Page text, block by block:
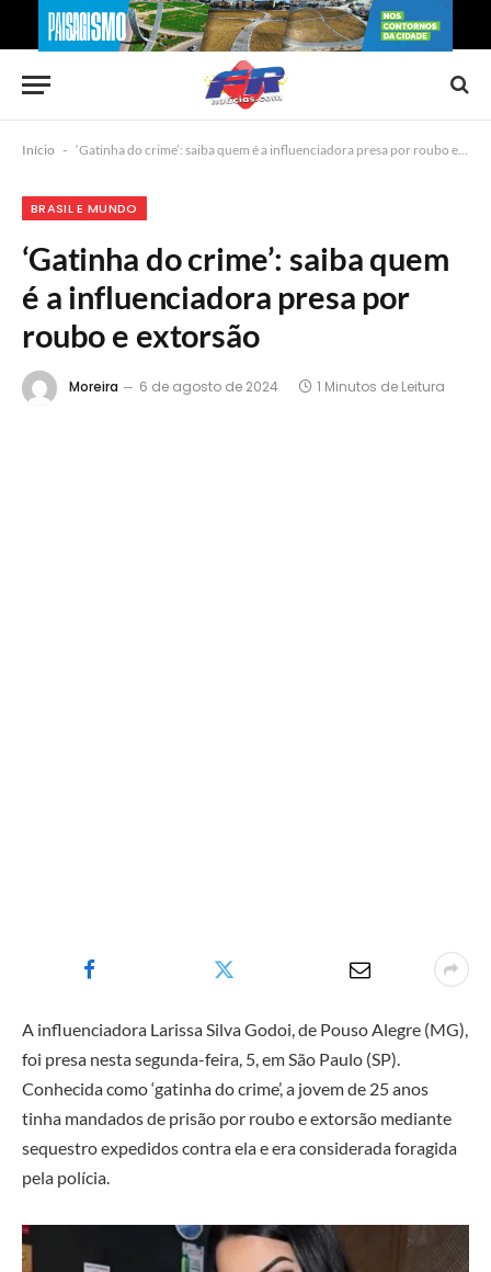
Início - ‘Gatinha do crime’: saiba quem é a influenciadora presa por roubo e extorsão
BRASIL E MUNDO
‘Gatinha do crime’: saiba quem
é a influenciadora presa por
roubo e extorsão
Moreira 6 de agosto de 2024 1 Minutos de Leitura
A influenciadora Larissa Silva Godoi, de Pouso Alegre (MG),
foi presa nesta segunda-feira, 5, em São Paulo (SP).
Conhecida como ‘gatinha do crime’, a jovem de 25 anos
tinha mandados de prisão por roubo e extorsão mediante
sequestro expedidos contra ela e era considerada foragida
pela polícia.